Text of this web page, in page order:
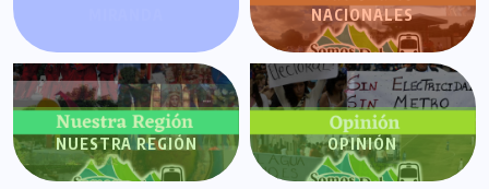
NACIONALES
NUESTRA REGIÓN OPINIÓN